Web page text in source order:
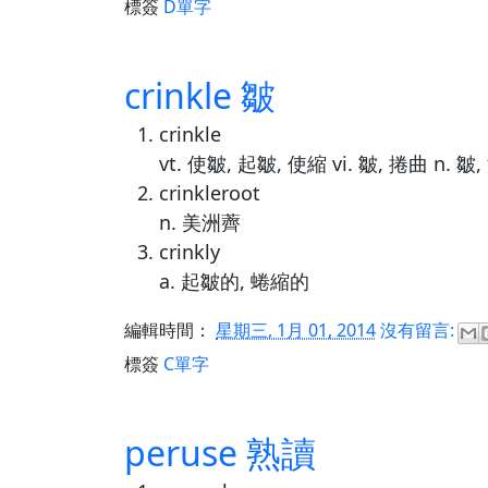
標簽 D單字
crinkle 皺
crinkle
vt. 使皺, 起皺, 使縮 vi. 皺, 捲曲 n. 皺,
crinkleroot
n. 美洲薺
crinkly
a. 起皺的, 蜷縮的
編輯時間： 星期三, 1月 01, 2014沒有留言:
標簽 C單字
peruse 熟讀